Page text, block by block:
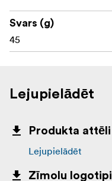
Svars (g)
45
Lejupielādēt
Produkta attēli
Lejupielādēt
Zīmolu logotipi